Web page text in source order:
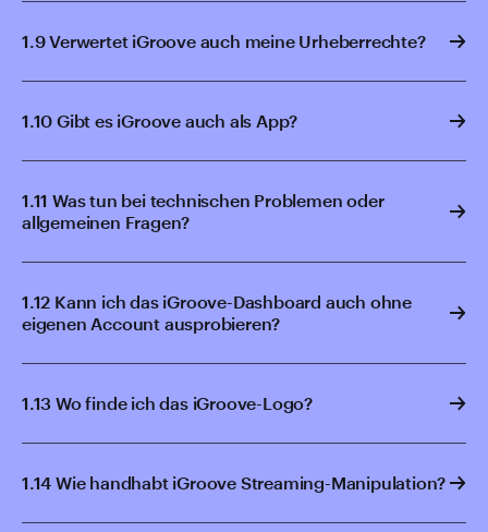
1.9 Verwertet iGroove auch meine Urheberrechte?
1.10 Gibt es iGroove auch als App?
1.11 Was tun bei technischen Problemen oder
allgemeinen Fragen?
1.12 Kann ich das iGroove-Dashboard auch ohne
eigenen Account ausprobieren?
1.13 Wo finde ich das iGroove-Logo?
1.14 Wie handhabt iGroove Streaming-Manipulation?